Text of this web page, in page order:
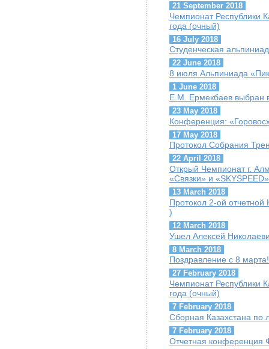
21 September 2018
Чемпионат Республики
года (очный)
16 July 2018
Студенческая
22 June 2018
8 июля Альпиниада
1 June 2018
Е.М. Ермекбаев выбран
23 May 2018
Конференция:
17 May 2018
Протокол Собрания
22 April 2018
Открый Чемпионат г.
«Связки» и «SKYSPEED»
13 March 2018
Протокол 2-ой
)
12 March 2018
Ушел Алексей
8 March 2018
Поздравление с 8 марта!
27 February 2018
Чемпионат Республики
года (очный)
7 February 2018
Сборная Казахстана по
7 February 2018
Отчетная